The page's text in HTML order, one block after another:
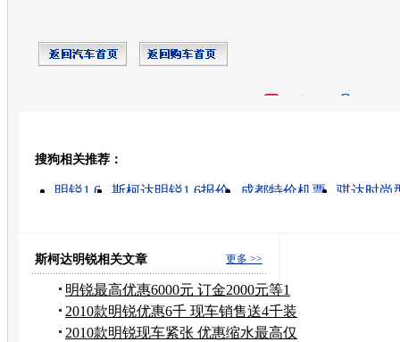
搜狗相关推荐：
明锐1.6 斯柯达明锐1.6报价 成都特价机票
骐达时尚
更多 >>
斯柯达明锐相关文章
明锐最高优惠6000元 订金2000元等1
个月
2010款明锐优惠6千 现车销售送4千装
潢
2010款明锐现车紧张 优惠缩水最高仅